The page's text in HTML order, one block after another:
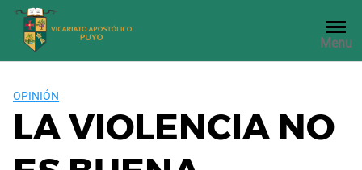
Saltar
contenido
Menu
OPINIÓN
LA VIOLENCIA NO